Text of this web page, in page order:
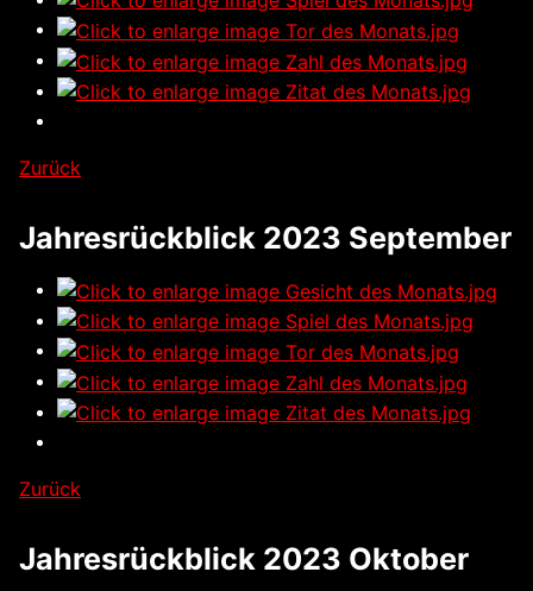
Zurück
Jahresrückblick 2023 September
Zurück
Jahresrückblick 2023 Oktober